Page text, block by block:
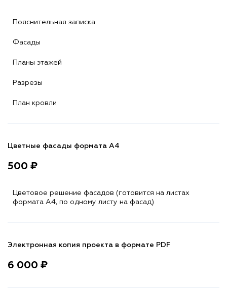
Пояснительная записка
Фасады
Планы этажей
Разрезы
План кровли
Цветные фасады формата А4
500 ₽
Цветовое решение фасадов (готовится на листах
формата A4, по одному листу на фасад)
Электронная копия проекта в формате PDF
6 000 ₽